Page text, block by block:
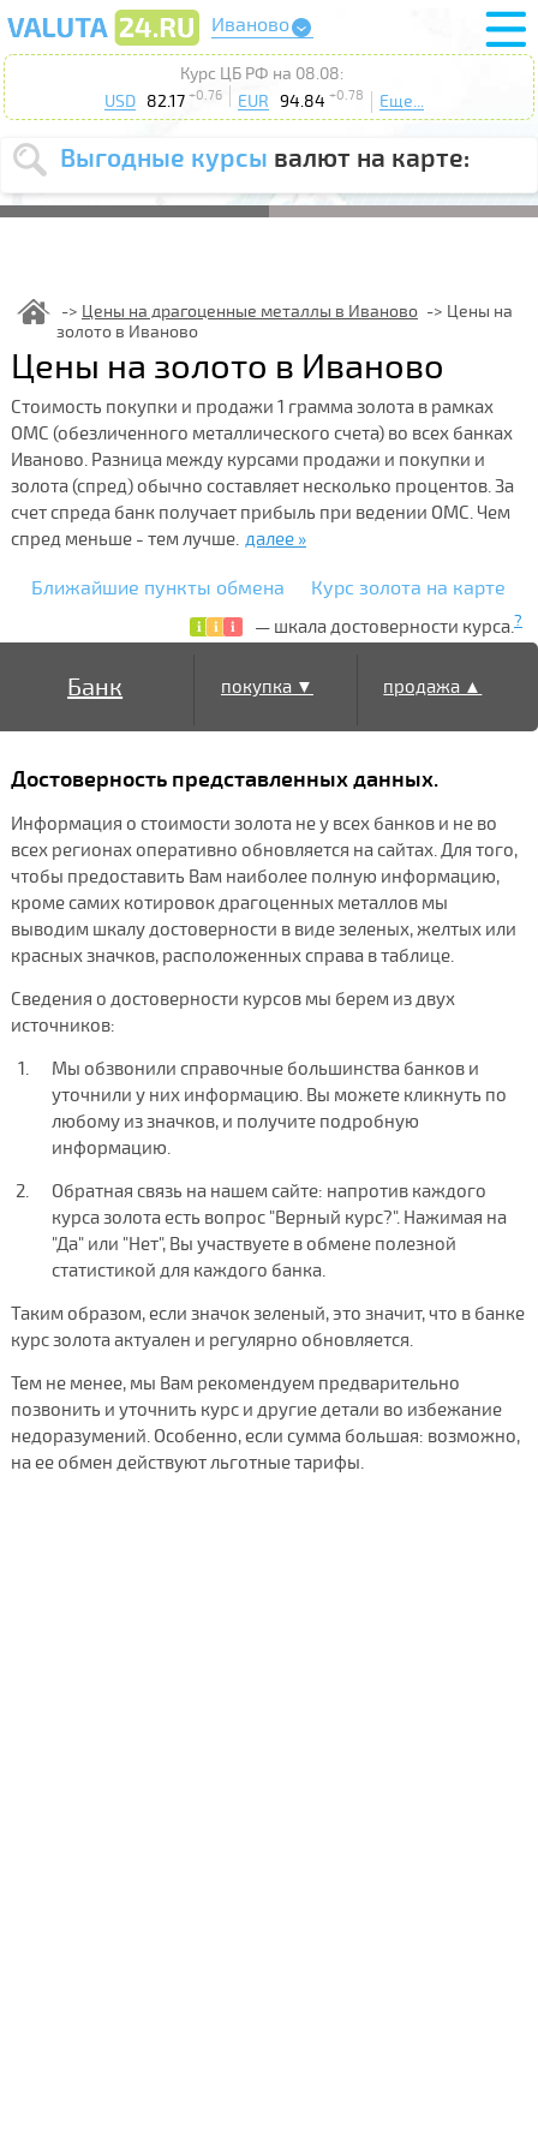
Иваново
Курс ЦБ РФ на 08.08:
USD
82.17 +0.76 EUR 94.84 +0.78 Еще...
Выгодные курсы валют на карте:
Выберите
USD EUR
курс от
Выберите
действие:
Поиск
Цены на драгоценные металлы в Иваново
Цены на
золото в Иваново
Цены на золото в Иваново
Стоимость покупки и продажи 1 грамма золота в рамках
ОМС (обезличенного металлического счета) во всех банках
Иваново. Разница между курсами продажи и покупки и
золота (спред) обычно составляет несколько процентов. За
счет спреда банк получает прибыль при ведении ОМС. Чем
спред меньше - тем лучше. далее »
Ближайшие пункты обмена Курс золота на карте
— шкала достоверности курса.?
Банк покупка ▼ продажа ▲
Достоверность представленных данных.
Информация о стоимости золота не у всех банков и не во
всех регионах оперативно обновляется на сайтах. Для того,
чтобы предоставить Вам наиболее полную информацию,
кроме самих котировок драгоценных металлов мы
выводим шкалу достоверности в виде зеленых, желтых или
красных значков, расположенных справа в таблице.
Сведения о достоверности курсов мы берем из двух
источников:
Мы обзвонили справочные большинства банков и
уточнили у них информацию. Вы можете кликнуть по
любому из значков, и получите подробную
информацию.
Обратная связь на нашем сайте: напротив каждого
курса золота есть вопрос "Верный курс?". Нажимая на
"Да" или "Нет", Вы участвуете в обмене полезной
статистикой для каждого банка.
Таким образом, если значок зеленый, это значит, что в банке
курс золота актуален и регулярно обновляется.
Тем не менее, мы Вам рекомендуем предварительно
позвонить и уточнить курс и другие детали во избежание
недоразумений. Особенно, если сумма большая: возможно,
на ее обмен действуют льготные тарифы.